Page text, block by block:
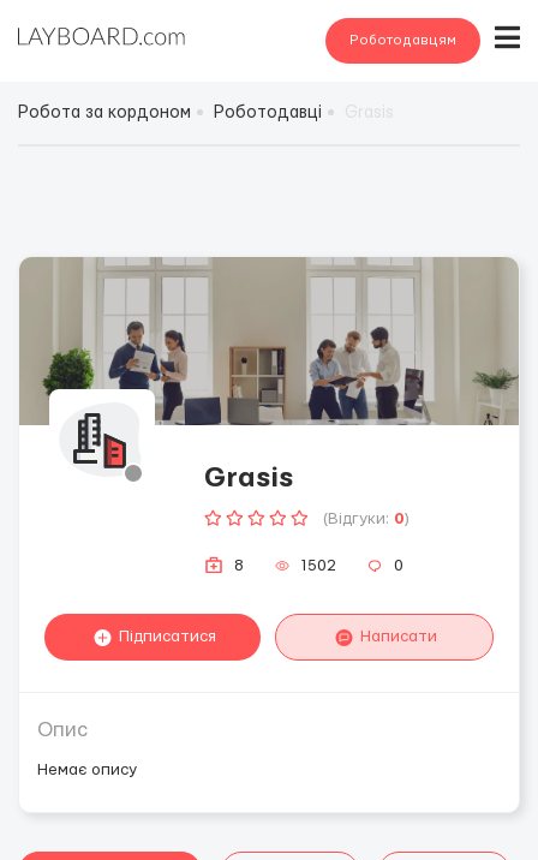
Роботодавцям
Робота за кордоном Роботодавці
Grasis
(Відгуки: 0)
8 1502 0
Підписатися Написати
Опис
Немає опису